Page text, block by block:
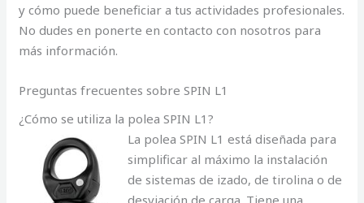
y cómo puede beneficiar a tus actividades profesionales.
No dudes en ponerte en contacto con nosotros para
más información.
Preguntas frecuentes sobre SPIN L1
¿Cómo se utiliza la polea SPIN L1?
La polea SPIN L1 está diseñada para
simplificar al máximo la instalación
de sistemas de izado, de tirolina o de
desviación de carga. Tiene una